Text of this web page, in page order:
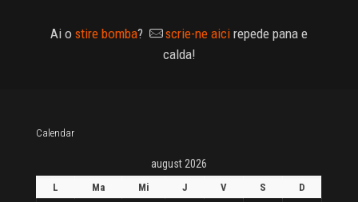
Ai o stire bomba? scrie-ne aici repede pana e
calda!
Calendar
august 2026
L Ma Mi J V S
D